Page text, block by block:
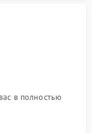
в полностью